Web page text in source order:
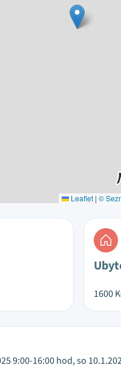
Leaflet | ©
1600
9:00-16:00 hod, so